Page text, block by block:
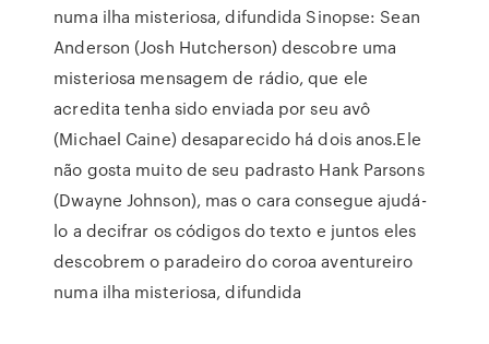
numa ilha misteriosa, difundida Sinopse: Sean
Anderson (Josh Hutcherson) descobre uma
misteriosa mensagem de rádio, que ele
acredita tenha sido enviada por seu avô
(Michael Caine) desaparecido há dois anos.Ele
não gosta muito de seu padrasto Hank Parsons
(Dwayne Johnson), mas o cara consegue ajudá-
lo a decifrar os códigos do texto e juntos eles
descobrem o paradeiro do coroa aventureiro
numa ilha misteriosa, difundida